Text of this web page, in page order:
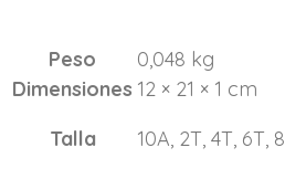
Peso
0,048 kg
Dimensiones 12 × 21 × 1 cm
Talla
10A, 2T, 4T, 6T,